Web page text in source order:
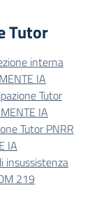
Tutor
interna
IA
Tutor
IA
Tutor PNRR
IA
insussistenza
219